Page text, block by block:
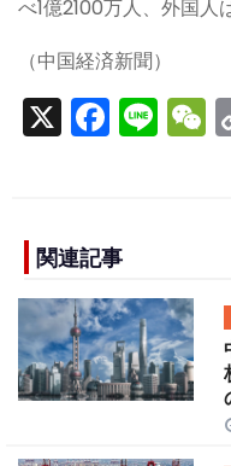
べ1億2100万人、外国人
（中国経済新聞）
X F
a
e
b
o
o
k
Li
n e
関連記事